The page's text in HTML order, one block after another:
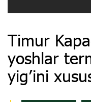
Timur
yoshlar
yig’ini